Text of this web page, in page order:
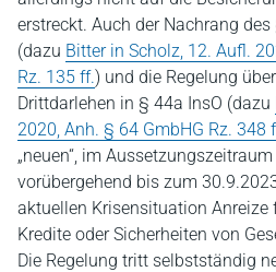
erstreckt. Auch der Nachrang des
(dazu Bitter in Scholz, 12. Aufl.
Rz. 135 ff.) und die Regelung
Drittdarlehen in § 44a InsO (dazu
2020, Anh. § 64 GmbHG Rz. 348
„neuen“, im
vorübergehend bis zum
aktuellen Krisensituation Anreize
Kredite oder Sicherheiten von
Die Regelung tritt selbstständig